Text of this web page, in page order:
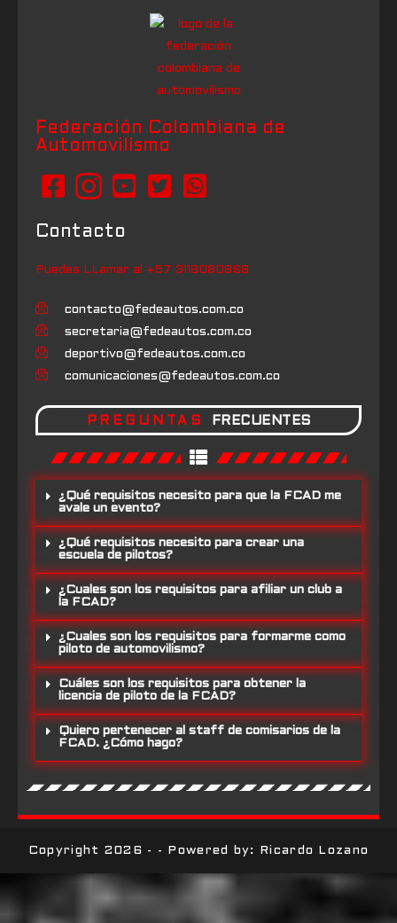
Federación Colombiana de
Automovilismo
Contacto
Puedes LLamar al +57 3118080868
contacto@fedeautos.com.co
secretaria@fedeautos.com.co
deportivo@fedeautos.com.co
comunicaciones@fedeautos.com.co
PREGUNTAS FRECUENTES
¿Qué requisitos necesito para que la FCAD me
avale un evento?
¿Qué requisitos necesito para crear una
escuela de pilotos?
¿Cuales son los requisitos para afiliar un club a
la FCAD?
¿Cuales son los requisitos para formarme como
piloto de automovilismo?
Cuáles son los requisitos para obtener la
licencia de piloto de la FCAD?
Quiero pertenecer al staff de comisarios de la
FCAD. ¿Cómo hago?
Copyright 2026 - - Powered by: Ricardo Lozano